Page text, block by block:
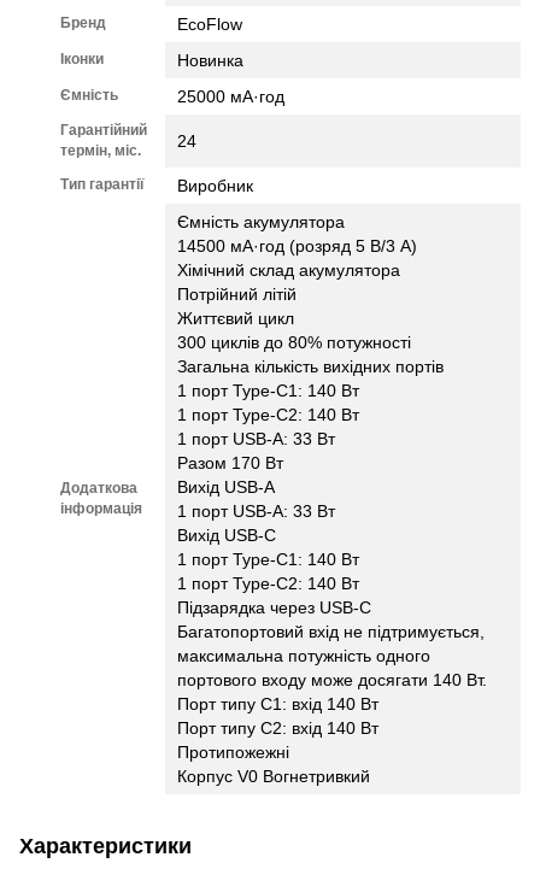
Бренд EcoFlow
Іконки Новинка
Ємність 25000 мА·год
Гарантійний
термін, міс.
24
Тип гарантії Виробник
Додаткова
інформація
Ємність акумулятора
14500 мА·год (розряд 5 В/3 А)
Хімічний склад акумулятора
Потрійний літій
Життєвий цикл
300 циклів до 80% потужності
Загальна кількість вихідних портів
1 порт Type-C1: 140 Вт
1 порт Type-C2: 140 Вт
1 порт USB-A: 33 Вт
Разом 170 Вт
Вихід USB-A
1 порт USB-A: 33 Вт
Вихід USB-C
1 порт Type-C1: 140 Вт
1 порт Type-C2: 140 Вт
Підзарядка через USB-C
Багатопортовий вхід не підтримується,
максимальна потужність одного
портового входу може досягати 140 Вт.
Порт типу C1: вхід 140 Вт
Порт типу C2: вхід 140 Вт
Протипожежні
Корпус V0 Вогнетривкий
Характеристики